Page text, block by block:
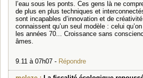
l’eau sous les ponts. Ces gens là ne
de plus en plus techniques et
sont incapables d’innovation et de
connaissent qu’un seul modèle : celui
les années 70... Croissance sans
âmes.
9.11 à 07h07 - Répondre